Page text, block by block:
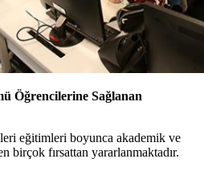
Öğrencilerine Sağlanan
eğitimleri boyunca akademik ve
birçok fırsattan yararlanmaktadır.